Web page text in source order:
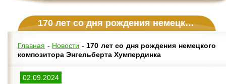
170 лет со дня рождения немецкого композитора Энгельберта Хумпердинка
Главная - Новости - 170 лет со дня рождения немецкого
композитора Энгельберта Хумпердинка
02.09.2024